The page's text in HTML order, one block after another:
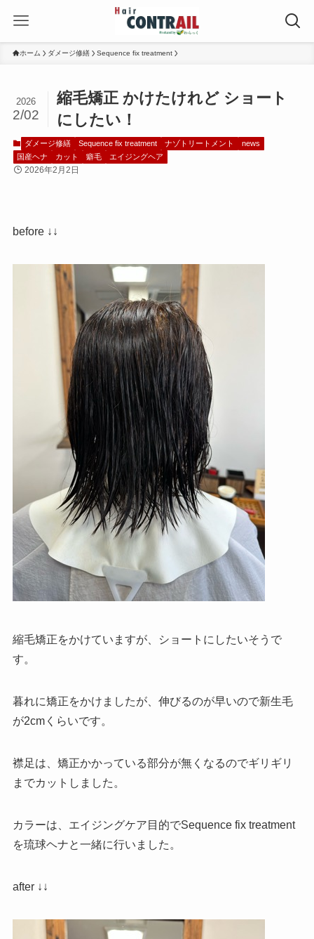
ホーム ダメージ修繕 Sequence fix treatment
縮毛矯正 かけたけれど ショート
にしたい！
2026
2/02
ダメージ修繕 Sequence fix treatment ナゾトリートメント
news
国産ヘナ
カット 癖毛 エイジングヘア
2026年2月2日
before ↓↓
縮毛矯正をかけていますが、ショートにしたいそうで
す。
暮れに矯正をかけましたが、伸びるのが早いので新生毛
が2cmくらいです。
襟足は、矯正かかっている部分が無くなるのでギリギリ
までカットしました。
カラーは、エイジングケア目的でSequence fix treatment
を琉球ヘナと一緒に行いました。
after ↓↓